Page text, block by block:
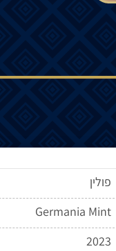
פולין
Germania Mint
2023